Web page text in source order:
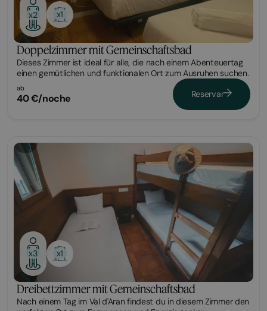
x2 x1
Doppelzimmer mit Gemeinschaftsbad
Dieses Zimmer ist ideal für alle, die nach einem Abenteuertag
einen gemütlichen und funktionalen Ort zum Ausruhen suchen.
ab
40 €/noche Reservar
Habitación
x3 x1
Dreibettzimmer mit Gemeinschaftsbad
Nach einem Tag im Val d'Aran findest du in diesem Zimmer den